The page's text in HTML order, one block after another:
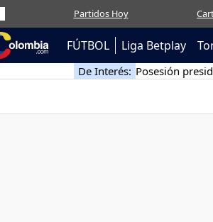
Partidos Hoy
FÚTBOL Liga Betplay
De Interés: Posesión